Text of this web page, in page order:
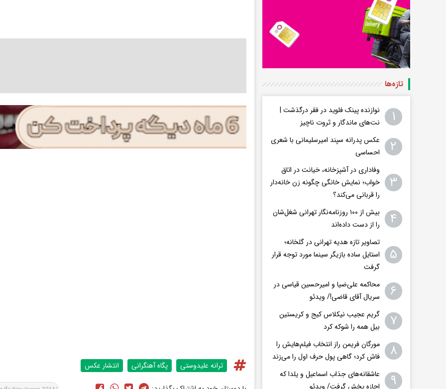
ترانه علیدوستی پگاه آهنگرانی انتشار عکس
تازه‌ها
۱
نوازنده پینک فلوید در فقر درگذشت |
نت‌های ماندگار و ثروت ناچیز
۲
عکس پدرانه سپند امیرسلیمانی با شعری
احساسی
۳
وفاداری در آشپزخانه، خیانت در اتاق
خواب؛ نمایش خانگی چگونه زن خانه‌دار
را قربانی می‌کند؟
۴
بیش از ۱۰۰ روزنامه‌نگار تهرانی شغل‌شان
را از دست داده‌اند
۵
تصاویر تازه هدیه تهرانی در گلخانه؛
استایل ساده بازیگر سینما مورد توجه قرار
گرفت
۶
محاکمه علی‌ضیا و امیرحسین قیاسی در
سریال آقای قاضی!/ ویدئو
۷
گریم عجیب نیکلاس کیج و کریستین
بیل همه را شوکه کرد
۸
مورگان فریمن راز انتخاب فیلم‌هایش را
فاش کرد؛ گاهی پول حرف اول را می‌زند
۹
عاشقانه‌های جذاب اسماعیل و یلدا که
اجازه پخش گرفت/ ویدئو